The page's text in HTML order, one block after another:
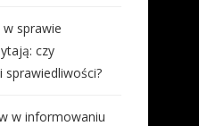
sprawie
czy
sprawiedliwości?
w informowaniu